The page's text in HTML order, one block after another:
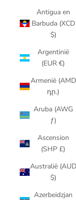
Antigua en
Barbuda (XCD
$)
Argentinië
(EUR €)
Armenië (AMD
դր.)
Aruba (AWG
ƒ)
Ascension
(SHP £)
Australië (AUD
$)
Azerbeidzjan